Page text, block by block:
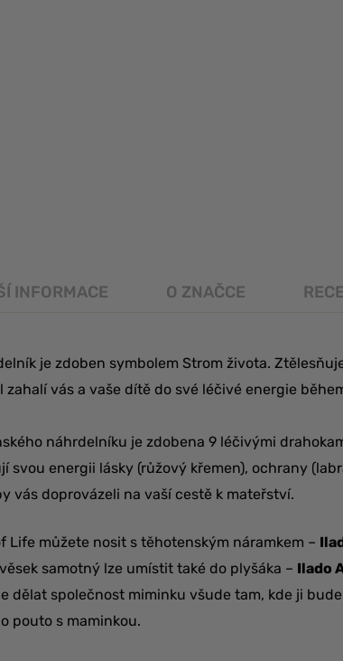
INFORMACE O ZNAČCE
je zdoben symbolem Strom života.
vás a vaše dítě do své léčivé energie
náhrdelníku je zdobena 9 léčivými
svou energii lásky (růžový křemen), ochrany
vás doprovázeli na vaší cestě k mateřství.
Life můžete nosit s těhotenským náramkem –
samotný lze umístit také do plyšáka – Ilado
dělat společnost miminku všude tam, kde ji
pouto s maminkou.